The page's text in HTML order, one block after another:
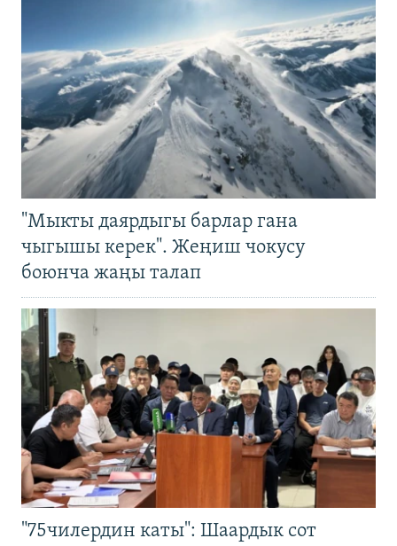
"Мыкты даярдыгы барлар гана
чыгышы керек". Жеңиш чокусу
боюнча жаңы талап
"75чилердин каты": Шаардык сот